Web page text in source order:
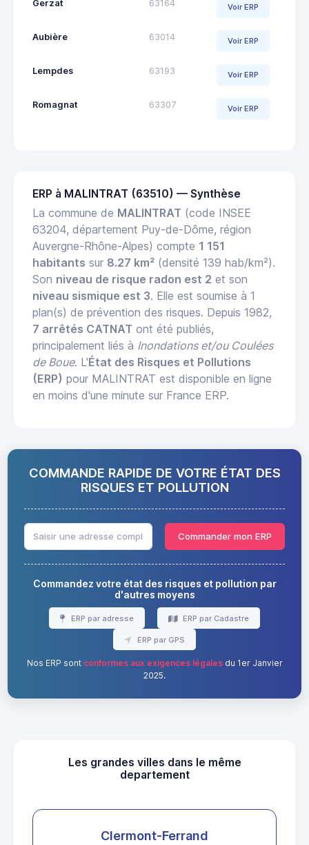
Gerzat 63164 Voir ERP
Aubière 63014 Voir ERP
Lempdes 63193 Voir ERP
Romagnat 63307 Voir ERP
ERP à MALINTRAT (63510) — Synthèse
La commune de MALINTRAT (code INSEE
63204, département Puy-de-Dôme, région
Auvergne-Rhône-Alpes) compte 1 151
habitants sur 8.27 km² (densité 139 hab/km²).
Son niveau de risque radon est 2 et son
niveau sismique est 3. Elle est soumise à 1
plan(s) de prévention des risques. Depuis 1982,
7 arrêtés CATNAT ont été publiés,
principalement liés à Inondations et/ou Coulées
de Boue. L'État des Risques et Pollutions
(ERP) pour MALINTRAT est disponible en ligne
en moins d'une minute sur France ERP.
COMMANDE RAPIDE DE VOTRE ÉTAT DES
RISQUES ET POLLUTION
Commander mon ERP
Commandez votre état des risques et pollution par
d'autres moyens
ERP par adresse ERP par Cadastre
ERP par GPS
Nos ERP sont conformes aux exigences légalesdu 1er Janvier
2025.
Les grandes villes dans le même
departement
Clermont-Ferrand